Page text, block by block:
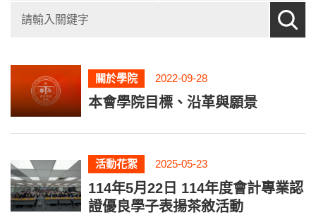
關於學院 2022-09-28
本會學院目標、沿革與願景
活動花絮 2025-05-23
114年5月22日 114年度會計專業認
證優良學子表揚茶敘活動